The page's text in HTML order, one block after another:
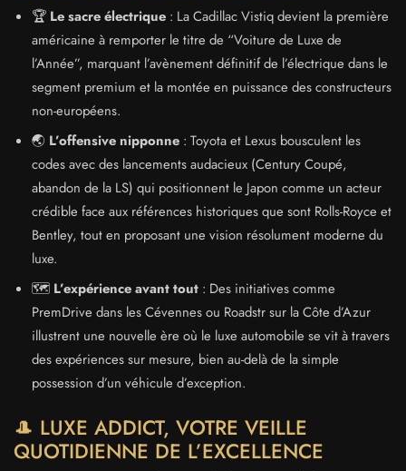
🏆 Le sacre électrique : La Cadillac Vistiq devient la première
américaine à remporter le titre de “Voiture de Luxe de
l’Année”, marquant l’avènement définitif de l’électrique dans le
segment premium et la montée en puissance des constructeurs
non-européens.
🌏 L’offensive nipponne : Toyota et Lexus bousculent les
codes avec des lancements audacieux (Century Coupé,
abandon de la LS) qui positionnent le Japon comme un acteur
crédible face aux références historiques que sont Rolls-Royce et
Bentley, tout en proposant une vision résolument moderne du
luxe.
🗺️ L’expérience avant tout : Des initiatives comme
PremDrive dans les Cévennes ou Roadstr sur la Côte d’Azur
illustrent une nouvelle ère où le luxe automobile se vit à travers
des expériences sur mesure, bien au-delà de la simple
possession d’un véhicule d’exception.
🎩 LUXE ADDICT, VOTRE VEILLE
QUOTIDIENNE DE L’EXCELLENCE